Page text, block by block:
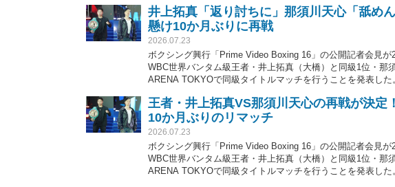
は30歳の井上が22勝（5KO）2敗、27歳の那須川が8勝（3KO
井上拓真「返り討ちに」那須川天心「舐め
懸け10か月ぶりに再戦
2026.07.23
ボクシング興行「Prime Video Boxing 16」の公開記者会見が
WBC世界バンタム級王者・井上拓真（大橋）と同級1位・那
ARENA TOKYOで同級タイトルマッチを行うことを発表し
王者・井上拓真VS那須川天心の再戦が決
10か月ぶりのリマッチ
2026.07.23
ボクシング興行「Prime Video Boxing 16」の公開記者会見が
WBC世界バンタム級王者・井上拓真（大橋）と同級1位・那
ARENA TOKYOで同級タイトルマッチを行うことを発表し